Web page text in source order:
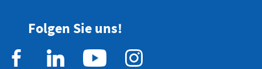
Bereitschaftspraxis der KVS
AllgemeinmedizinischerBehandlungsbereich
Augenärztlicher Behandlungsbereich
Folgen Sie uns!